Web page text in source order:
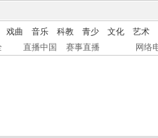
戏曲 音乐 科教 青少 文化
艺术
直播中国 赛事直播 网络